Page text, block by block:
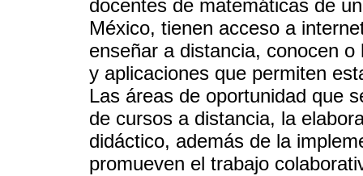
docentes de matemáticas de
México, tienen acceso a
enseñar a distancia, conocen
y aplicaciones que permiten
Las áreas de oportunidad que
de cursos a distancia, la
didáctico, además de la
promueven el trabajo